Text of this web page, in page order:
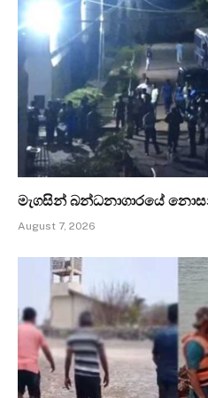
මැගසින් බන්ධනාගාරයේ
August 7, 2026